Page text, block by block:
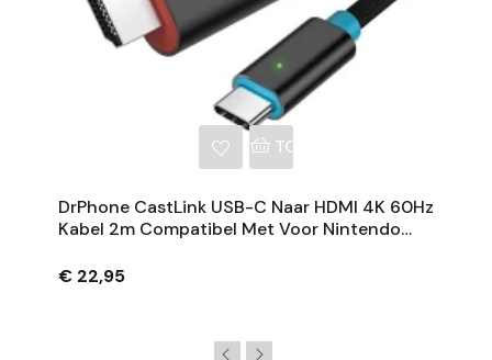
TOEVOEGEN AAN
DrPhone CastLink USB-C Naar HDMI 4K 60Hz
Kabel 2m Compatibel Met Voor Nintendo
Smartphone
€ 22,95